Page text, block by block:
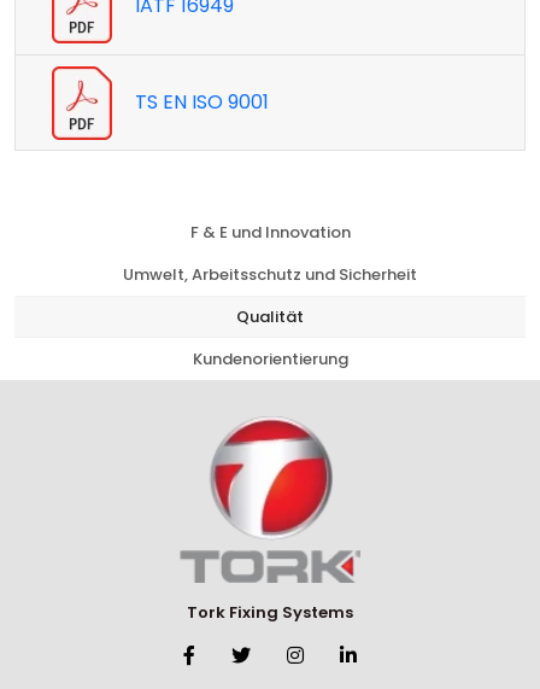
F & E und Innovation
Umwelt, Arbeitsschutz und Sicherheit
Qualität
Kundenorientierung
IATF 16949
TS EN ISO 9001
Tork Fixing Systems